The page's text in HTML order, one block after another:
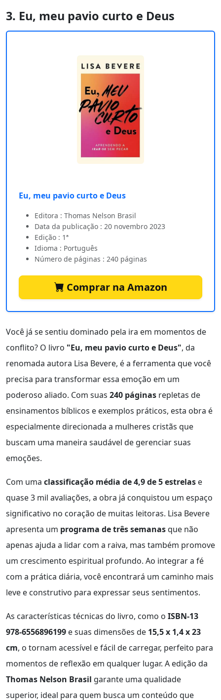
3. Eu, meu pavio curto e Deus
Eu, meu pavio curto e Deus
Editora : Thomas Nelson Brasil
Data da publicação : 20 novembro 2023
Edição : 1ª
Idioma : Português
Número de páginas : 240 páginas
Comprar na Amazon
Você já se sentiu dominado pela ira em momentos de
conflito? O livro "Eu, meu pavio curto e Deus", da
renomada autora Lisa Bevere, é a ferramenta que você
precisa para transformar essa emoção em um
poderoso aliado. Com suas 240 páginas repletas de
ensinamentos bíblicos e exemplos práticos, esta obra é
especialmente direcionada a mulheres cristãs que
buscam uma maneira saudável de gerenciar suas
emoções.
Com uma classificação média de 4,9 de 5 estrelas e
quase 3 mil avaliações, a obra já conquistou um espaço
significativo no coração de muitas leitoras. Lisa Bevere
apresenta um programa de três semanasque não
apenas ajuda a lidar com a raiva, mas também promove
um crescimento espiritual profundo. Ao integrar a fé
com a prática diária, você encontrará um caminho mais
leve e construtivo para expressar seus sentimentos.
As características técnicas do livro, como o ISBN-13
978-6556896199 e suas dimensões de 15,5 x 1,4 x 23
cm, o tornam acessível e fácil de carregar, perfeito para
momentos de reflexão em qualquer lugar. A edição da
Thomas Nelson Brasil garante uma qualidade
superior, ideal para quem busca um conteúdo que